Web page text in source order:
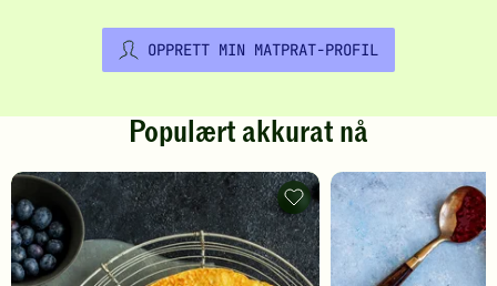
OPPRETT MIN MATPRAT-PROFIL
Populært akkurat nå
Pannekaker
-
legg
til
favoritter